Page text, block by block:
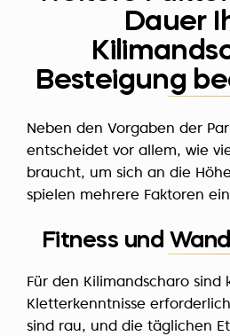
Dauer
Besteigung
Neben den Vorgaben der
entscheidet vor allem, wie
braucht, um sich an die
spielen mehrere Faktoren
Fitness und
Für den Kilimandscharo sind
Kletterkenntnisse
sind rau, und die täglichen